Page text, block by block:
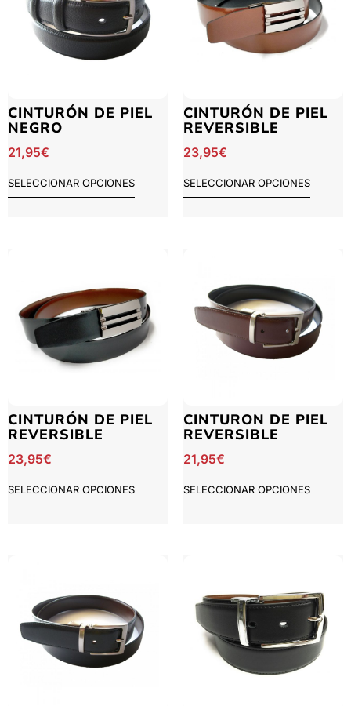
CINTURÓN DE PIEL
NEGRO
21,95€
SELECCIONAR OPCIONES
CINTURÓN DE PIEL
REVERSIBLE
23,95€
SELECCIONAR OPCIONES
CINTURÓN DE PIEL
REVERSIBLE
23,95€
SELECCIONAR OPCIONES
CINTURON DE PIEL
REVERSIBLE
21,95€
SELECCIONAR OPCIONES